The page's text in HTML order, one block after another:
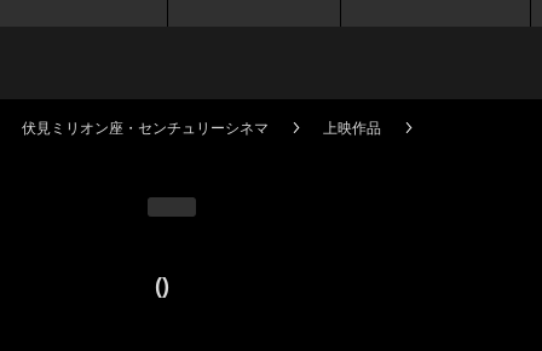
伏見ミリオン座・センチュリーシネマ 上映作品
()